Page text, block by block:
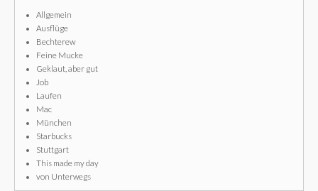
Allgemein
Ausflüge
Bechterew
Feine Mucke
Geklaut, aber gut
Job
Laufen
Mac
München
Starbucks
Stuttgart
This made my day
von Unterwegs